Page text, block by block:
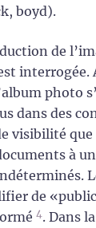
boyd).
de
interrogée.
photo
dans des
visibilité que
à
de
4. Dans